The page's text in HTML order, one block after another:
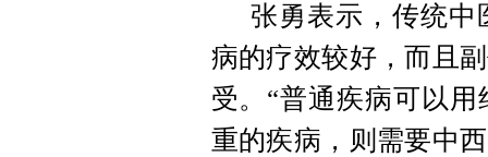
张勇表示，传统中
病的疗效较好，而且
受。“普通疾病可以
重的疾病，则需要中